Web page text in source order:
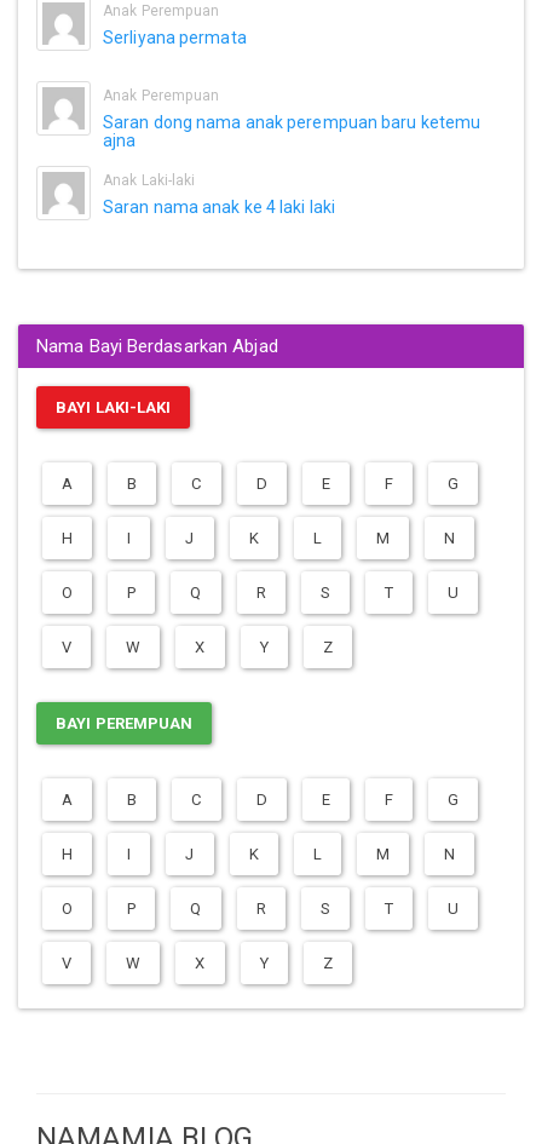
Anak Perempuan
Serliyana permata
Anak Perempuan
Saran dong nama anak perempuan baru ketemu
ajna
Anak Laki-laki
Saran nama anak ke 4 laki laki
Nama Bayi Berdasarkan Abjad
BAYI LAKI-LAKI
A B C D E F G
H I J K L M N
O P Q R S T U
V W X Y Z
BAYI PEREMPUAN
A B C D E F G
H I J K L M N
O P Q R S T U
V W X Y Z